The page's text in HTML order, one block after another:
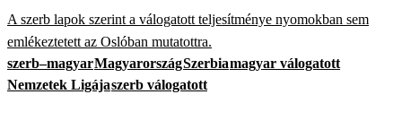
A szerb lapok szerint a válogatott teljesítménye nyomokban sem
emlékeztetett az Oslóban mutatottra.
szerb–magyarMagyarországSzerbiamagyar válogatott
Nemzetek Ligájaszerb válogatott